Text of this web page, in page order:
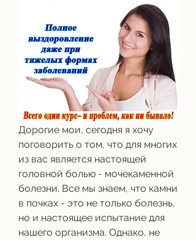
Дорогие мои, сегодня я хочу
поговорить о том, что для многих
из вас является настоящей
головной болью - мочекаменной
болезни. Все мы знаем, что камни
в почках - это не только болезнь,
но и настоящее испытание для
нашего организма. Однако, не